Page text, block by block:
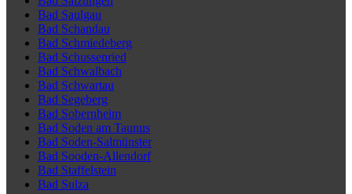
Bad Saulgau
Bad Schandau
Bad Schmiedeberg
Bad Schussenried
Bad Schwalbach
Bad Schwartau
Bad Segeberg
Bad Sobernheim
Bad Soden am Taunus
Bad Soden-Salmünster
Bad Sooden-Allendorf
Bad Staffelstein
Bad Sulza